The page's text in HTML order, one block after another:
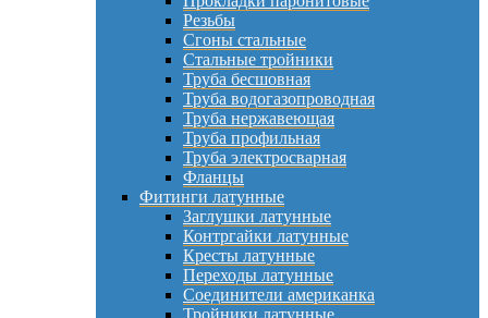
Резьбы
Сгоны стальные
Стальные тройники
Труба бесшовная
Труба водогазопроводная
Труба нержавеющая
Труба профильная
Труба электросварная
Фланцы
Фитинги латунные
Заглушки латунные
Контргайки латунные
Кресты латунные
Переходы латунные
Соединители американка
Тройники латунные